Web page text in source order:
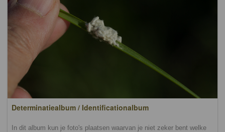
Determinatiealbum / Identificationalbum
In dit album kun je foto's plaatsen waarvan je niet zeker bent welke